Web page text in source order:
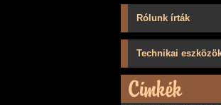
Rólunk írták
Technikai